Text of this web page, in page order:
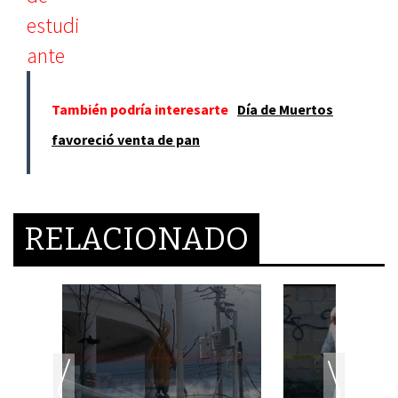
También podría interesarte Día de Muertos
favoreció venta de pan
RELACIONADO